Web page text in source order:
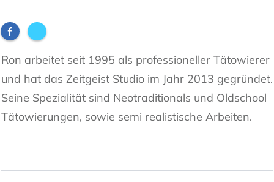
Ron arbeitet seit 1995 als professioneller Tätowierer
und hat das Zeitgeist Studio im Jahr 2013 gegründet.
Seine Spezialität sind Neotraditionals und Oldschool
Tätowierungen, sowie semi realistische Arbeiten.